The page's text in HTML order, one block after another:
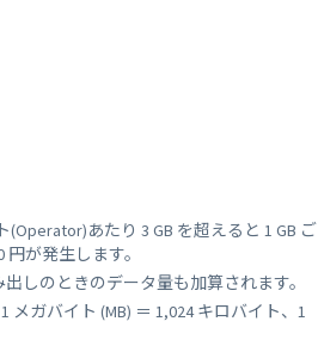
あたり 3 GB を超えると 1 GB ご
円が発生します。
しのときのデータ量も加算されます。
メガバイト (MB) ＝ 1,024 キロバイト、1